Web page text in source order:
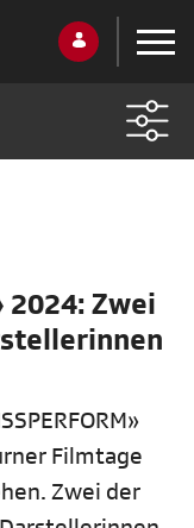
2024: Zwei
Filmtage
Zwei der